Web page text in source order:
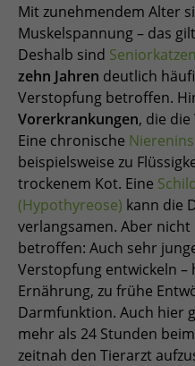
Mit zunehmendem Alter
Muskelspannung – das
Deshalb sind Seniorkatzen
zehn Jahren deutlich
Verstopfung betroffen.
Vorerkrankungen, die
Eine chronische
beispielsweise zu
trockenem Kot. Eine
(Hypothyreose) kann die
verlangsamen. Aber
betroffen: Auch sehr
Verstopfung entwickeln –
Ernährung, zu frühe
Darmfunktion. Auch hier
mehr als 24 Stunden
zeitnah den Tierarzt